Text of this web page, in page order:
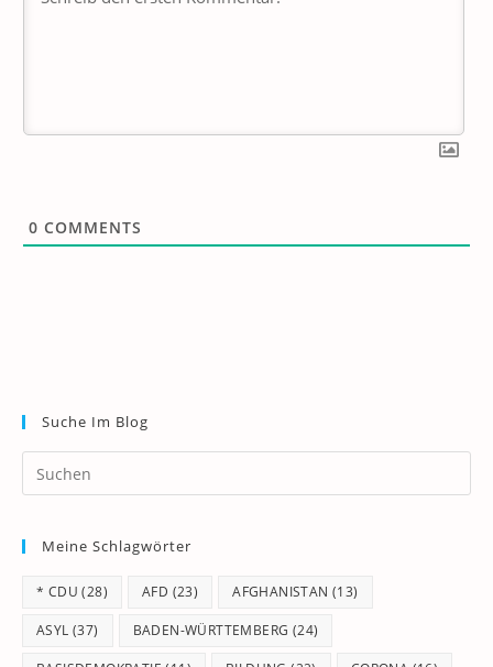
0 COMMENTS
Suche Im Blog
Meine Schlagwörter
* CDU (28) AFD (23) AFGHANISTAN (13)
ASYL (37) BADEN-WÜRTTEMBERG (24)